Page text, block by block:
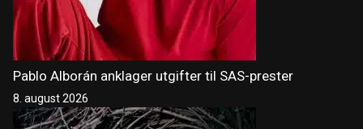
Pablo Alborán anklager utgifter til SAS-prester
8. august 2026